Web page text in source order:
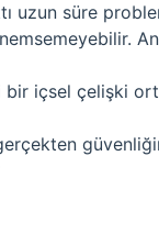
uzun süre
bir içsel çelişki